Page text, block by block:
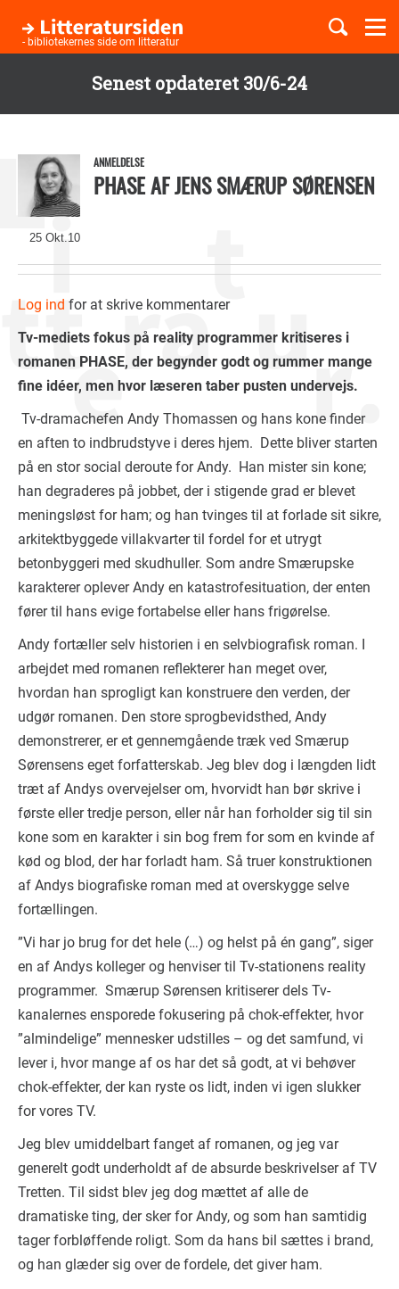
Senest opdateret 30/6-24
hovedindhold
- bibliotekernes side om litteratur
Børnebøger
25 Okt.10
ANMELDELSE
PHASE AF JENS SMÆRUP SØRENSEN
Log ind for at skrive kommentarer
Tv-mediets fokus på reality programmer kritiseres i
romanen PHASE, der begynder godt og rummer mange
fine idéer, men hvor læseren taber pusten undervejs.
Tv-dramachefen Andy Thomassen og hans kone finder
en aften to indbrudstyve i deres hjem. Dette bliver starten
på en stor social deroute for Andy. Han mister sin kone;
han degraderes på jobbet, der i stigende grad er blevet
meningsløst for ham; og han tvinges til at forlade sit sikre,
arkitektbyggede villakvarter til fordel for et utrygt
betonbyggeri med skudhuller. Som andre Smærupske
karakterer oplever Andy en katastrofesituation, der enten
fører til hans evige fortabelse eller hans frigørelse.
Andy fortæller selv historien i en selvbiografisk roman. I
arbejdet med romanen reflekterer han meget over,
hvordan han sprogligt kan konstruere den verden, der
udgør romanen. Den store sprogbevidsthed, Andy
demonstrerer, er et gennemgående træk ved Smærup
Sørensens eget forfatterskab. Jeg blev dog i længden lidt
træt af Andys overvejelser om, hvorvidt han bør skrive i
første eller tredje person, eller når han forholder sig til sin
kone som en karakter i sin bog frem for som en kvinde af
kød og blod, der har forladt ham. Så truer konstruktionen
af Andys biografiske roman med at overskygge selve
fortællingen.
”Vi har jo brug for det hele (…) og helst på én gang”, siger
en af Andys kolleger og henviser til Tv-stationens reality
programmer. Smærup Sørensen kritiserer dels Tv-
kanalernes ensporede fokusering på chok-effekter, hvor
”almindelige” mennesker udstilles – og det samfund, vi
lever i, hvor mange af os har det så godt, at vi behøver
chok-effekter, der kan ryste os lidt, inden vi igen slukker
for vores TV.
Jeg blev umiddelbart fanget af romanen, og jeg var
generelt godt underholdt af de absurde beskrivelser af TV
Tretten. Til sidst blev jeg dog mættet af alle de
dramatiske ting, der sker for Andy, og som han samtidig
tager forbløffende roligt. Som da hans bil sættes i brand,
og han glæder sig over de fordele, det giver ham.